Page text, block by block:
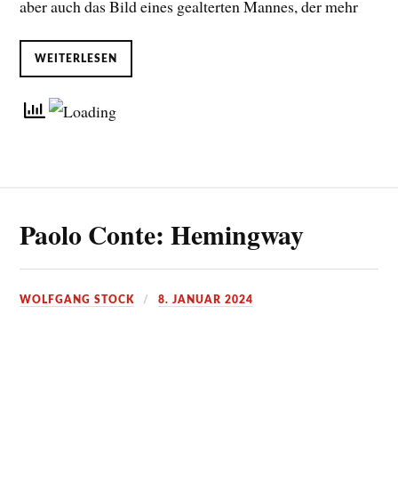
aber auch das Bild eines gealterten Mannes, der mehr
WEITERLESEN
Paolo Conte: Hemingway
WOLFGANG STOCK 8. JANUAR 2024